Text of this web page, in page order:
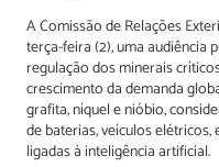
A Comissão de Relações
terça-feira (2), uma audiência
regulação dos minerais
crescimento da demanda
grafita, níquel e nióbio,
de baterias, veículos
ligadas à inteligência artificial.